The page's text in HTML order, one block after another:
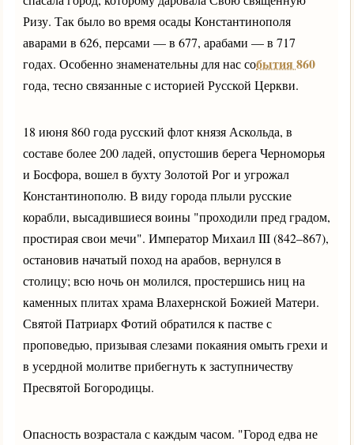
Ризу. Так было во время осады Константинополя
аварами в 626, персами — в 677, арабами — в 717
годах. Особенно знаменательны для нас события 860
года, тесно связанные с историей Русской Церкви.
18 июня 860 года русский флот князя Аскольда, в
составе более 200 ладей, опустошив берега Черноморья
и Босфора, вошел в бухту Золотой Рог и угрожал
Константинополю. В виду города плыли русские
корабли, высадившиеся воины "проходили пред градом,
простирая свои мечи". Император Михаил III (842–867),
остановив начатый поход на арабов, вернулся в
столицу; всю ночь он молился, простершись ниц на
каменных плитах храма Влахернской Божией Матери.
Святой Патриарх Фотий обратился к пастве с
проповедью, призывая слезами покаяния омыть грехи и
в усердной молитве прибегнуть к заступничеству
Пресвятой Богородицы.
Опасность возрастала с каждым часом. "Город едва не